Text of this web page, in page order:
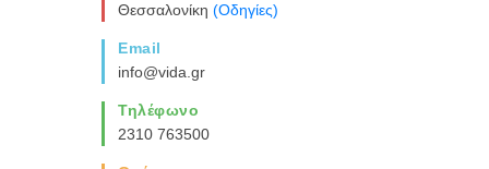
Θεσσαλονίκη (Οδηγίες)
Email
info@vida.gr
Τηλέφωνο
2310 763500